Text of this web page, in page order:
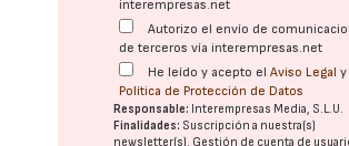
interempresas.net
Autorizo el envío de
de terceros vía interempresas.net
He leído y acepto elAviso Legal y
Política de Protección de Datos
Responsable: Interempresas Media, S.L.U.
Finalidades: Suscripción a nuestra(s)
newsletter(s). Gestión de cuenta de